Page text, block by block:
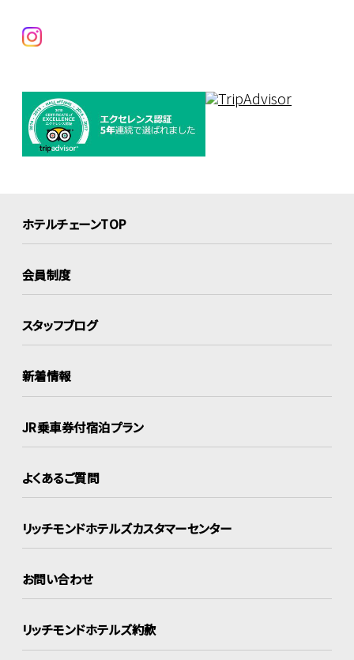
ホテルチェーンTOP
会員制度
スタッフブログ
新着情報
JR乗車券付宿泊プラン
よくあるご質問
リッチモンドホテルズカスタマーセンター
お問い合わせ
リッチモンドホテルズ約款